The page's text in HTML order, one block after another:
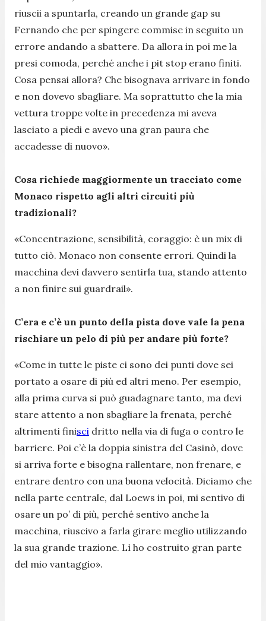
riuscii a spuntarla, creando un grande gap su
Fernando che per spingere commise in seguito un
errore andando a sbattere. Da allora in poi me la
presi comoda, perché anche i pit stop erano finiti.
Cosa pensai allora? Che bisognava arrivare in fondo
e non dovevo sbagliare. Ma soprattutto che la mia
vettura troppe volte in precedenza mi aveva
lasciato a piedi e avevo una gran paura che
accadesse di nuovo».
Cosa richiede maggiormente un tracciato come
Monaco rispetto agli altri circuiti più
tradizionali?
«Concentrazione, sensibilità, coraggio: è un mix di
tutto ciò. Monaco non consente errori. Quindi la
macchina devi davvero sentirla tua, stando attento
a non finire sui guardrail».
C’era e c’è un punto della pista dove vale la pena
rischiare un pelo di più per andare più forte?
«Come in tutte le piste ci sono dei punti dove sei
portato a osare di più ed altri meno. Per esempio,
alla prima curva si può guadagnare tanto, ma devi
stare attento a non sbagliare la frenata, perché
altrimenti finisci dritto nella via di fuga o contro le
barriere. Poi c’è la doppia sinistra del Casinò, dove
si arriva forte e bisogna rallentare, non frenare, e
entrare dentro con una buona velocità. Diciamo che
nella parte centrale, dal Loews in poi, mi sentivo di
osare un po’ di più, perché sentivo anche la
macchina, riuscivo a farla girare meglio utilizzando
la sua grande trazione. Lì ho costruito gran parte
del mio vantaggio».